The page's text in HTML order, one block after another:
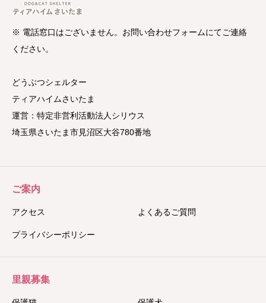
※ 電話窓口はございません。お問い合わせフォームにてご連絡
ください。
どうぶつシェルター
ティアハイムさいたま
運営：特定非営利活動法人シリウス
埼玉県さいたま市見沼区大谷780番地
ご案内
アクセス よくあるご質問
プライバシーポリシー
里親募集